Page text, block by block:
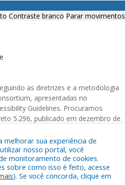
melhorar sua experiência de
nosso portal, você
monitoramento de cookies.
sobre como isso é feito, acesse
). Se você concorda, clique em
Contraste branco Parar movimentos
as diretrizes e a metodologia
apresentadas no
Guidelines. Procuramos
5.296, publicado em dezembro de
na rede mundial de
com necessidades especiais,
aos conteúdos disponíveis.
foram realizados testes em